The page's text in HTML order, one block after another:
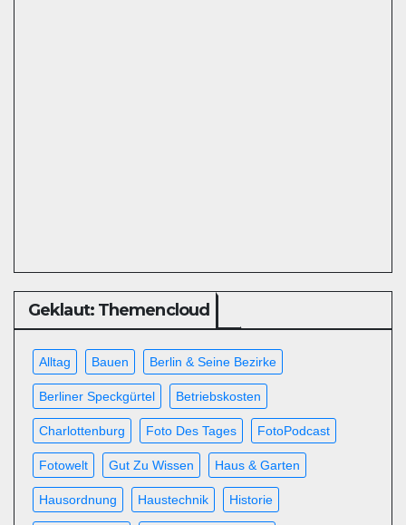
Geklaut: Themencloud
Alltag Bauen Berlin & Seine Bezirke
Berliner Speckgürtel Betriebskosten
Charlottenburg Foto Des Tages FotoPodcast
Fotowelt Gut Zu Wissen Haus & Garten
Hausordnung Haustechnik Historie